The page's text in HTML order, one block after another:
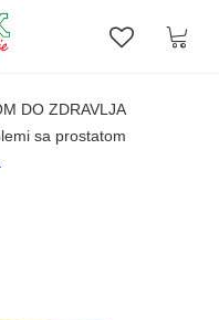
Lista
DO ZDRAVLJA
sa prostatom